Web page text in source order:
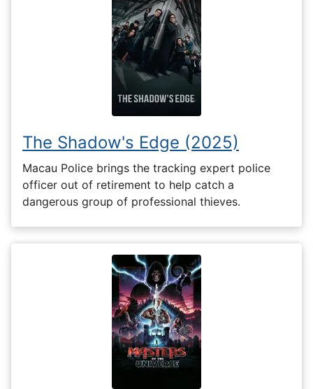
The Shadow's Edge (2025)
Macau Police brings the tracking expert police
officer out of retirement to help catch a
dangerous group of professional thieves.